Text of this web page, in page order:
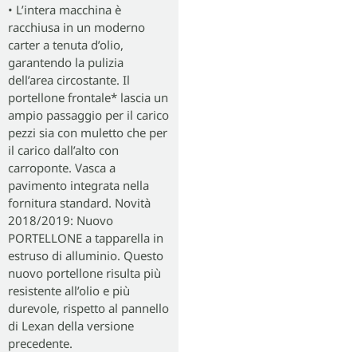
• L’intera macchina è
racchiusa in un moderno
carter a tenuta d’olio,
garantendo la pulizia
dell’area circostante. Il
portellone frontale* lascia un
ampio passaggio per il carico
pezzi sia con muletto che per
il carico dall’alto con
carroponte. Vasca a
pavimento integrata nella
fornitura standard. Novità
2018/2019: Nuovo
PORTELLONE a tapparella in
estruso di alluminio. Questo
nuovo portellone risulta più
resistente all’olio e più
durevole, rispetto al pannello
di Lexan della versione
precedente.